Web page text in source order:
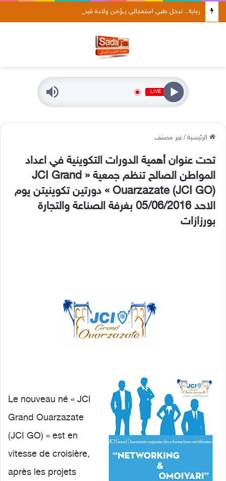
LIVE
الرئيسية/غير مصنف
تحت عنوان أهمية الدورات التكوينية في اعداد
المواطن الصالح تنظم جمعية « JCI Grand
Ouarzazate (JCI GO) » دورتين تكوينيتن يوم
الاحد 05/06/2016 بغرفة الصناعة والتجارة
بورزازات
Le nouveau né « JCI
Grand Ouarzazate
(JCI GO) » est en
vitesse de croisière,
après les projets